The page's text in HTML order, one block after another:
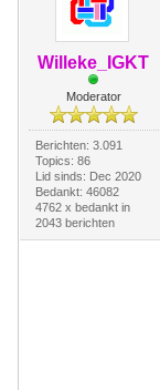
Willeke_IGKT
Moderator
Berichten: 3.091
Topics: 86
Lid sinds: Dec 2020
Bedankt: 46082
4762 x bedankt in
2043 berichten